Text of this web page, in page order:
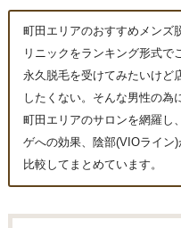
町田エリアのおすすめメンズ
リニックをランキング形式で
永久脱毛を受けてみたいけど
したくない。そんな男性の為
町田エリアのサロンを網羅し
ゲへの効果、陰部(VIOライン
比較してまとめています。